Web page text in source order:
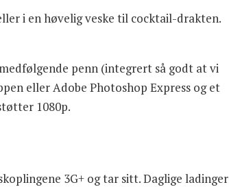
i en høvelig veske til cocktail-drakten.
penn (integrert så godt at vi
eller Adobe Photoshop Express og et
1080p.
3G+ og tar sitt. Daglige ladinger